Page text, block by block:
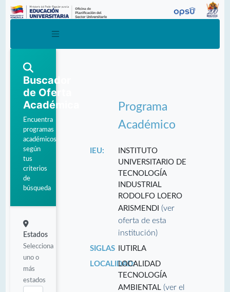
Buscador
de Oferta
Académica
Encuentra
programas
académicos
según
tus
criterios
de
búsqueda
Estados
Selecciona
uno o
más
estados
Programa
Académico
IEU:
INSTITUTO
UNIVERSITARIO DE
TECNOLOGÍA
INDUSTRIAL
RODOLFO LOERO
ARISMENDI(ver
oferta de esta
institución)
SIGLAS
IUTIRLA
LOCALIDAD:LOCALIDAD
TECNOLOGÍA
AMBIENTAL(ver el